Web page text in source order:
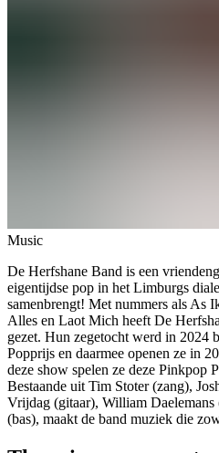
Music
De Herfshane Band is een
eigentijdse pop in het Limburgs
samenbrengt! Met nummers als
Alles en Laot Mich heeft De
gezet. Hun zegetocht werd in 2024
Popprijs en daarmee openen ze in
deze show spelen ze deze Pinkpop
Bestaande uit Tim Stoter (zang),
Vrijdag (gitaar), William Daelemans
(bas), maakt de band muziek die